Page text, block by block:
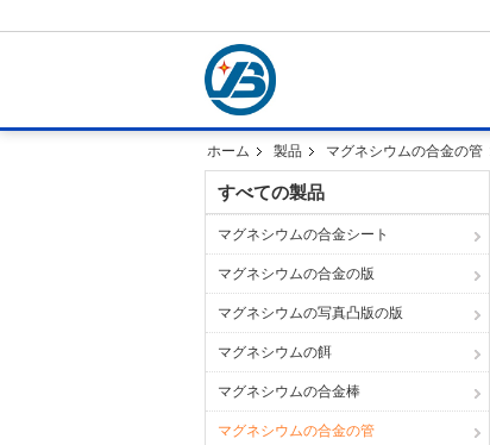
ホーム 製品 マグネシウムの合金の管
すべての製品
マグネシウムの合金シート
マグネシウムの合金の版
マグネシウムの写真凸版の版
マグネシウムの餌
マグネシウムの合金棒
マグネシウムの合金の管